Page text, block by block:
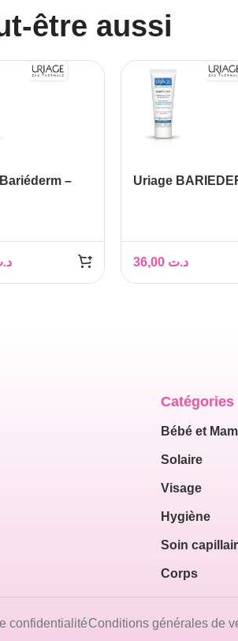
être aussi
–
Uriage
د.ت
Catégories
Bébé et
Solaire
Visage
Hygiène
Soin
Corps
confidentialitéConditions générales de